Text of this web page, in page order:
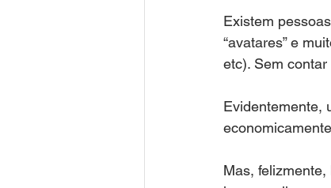
Existem
“avatares” e
etc). Sem
Evidentemente,
Mas,